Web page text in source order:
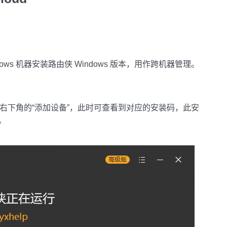
机器安装路由侠 Windows 版本，用作跨机器管理。
下角的“添加设备”，此时可查看到对应的安装码，此安